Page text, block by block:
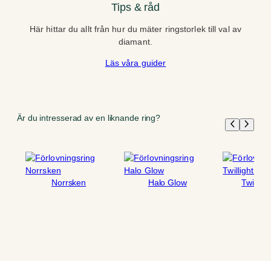
Tips & råd
Här hittar du allt från hur du mäter ringstorlek till val av
diamant.
Läs våra guider
Är du intresserad av en liknande ring?
Norrsken Halo Glow